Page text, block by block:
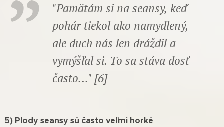
"Pamätám si na seansy, keď
pohár tiekol ako namydlený,
ale duch nás len dráždil a
vymýšľal si. To sa stáva dosť
často..." [6]
5) Plody seansy sú často veľmi horké